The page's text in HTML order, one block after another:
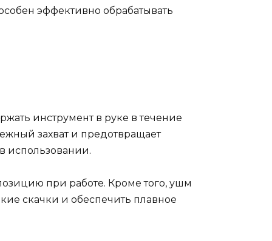
эффективно обрабатывать
инструмент в руке в течение
захват и предотвращает
использовании.
при работе. Кроме того, ушм
скачки и обеспечить плавное